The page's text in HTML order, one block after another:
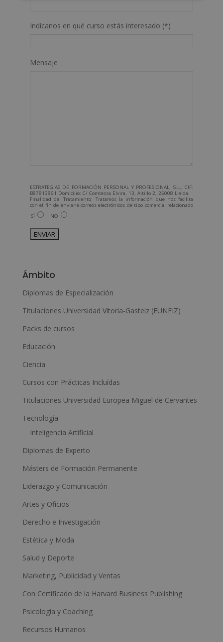
Indícanos en qué curso estás interesado (*)
Mensaje
ESTRATEGIAS DE FORMACIÓN PERSONAL Y PROFESIONAL, S.L., CIF:
B87813861 Domicilio: C/ Comtessa Elvira, 13, Altillo 2, 25008 Lleida.
Finalidad del Tratamiento: Tratamos la información que nos facilita
con el fin de enviarle correos electrónicos de tipo comercial relacionado
con los productos ofrecidos y otros tipo de productos que fueran de su
interés.
Derechos: Puede ejercitar sus derechos identificándose
suficientemente, dirigiéndose a la dirección admin@grupoesneca.com.
Para más información consulte nuestra Política de Privacidad.
SÍ NO
t
e
t
i
Ámbito
Diplomas de Especialización
Titulaciones Universidad Vitoria-Gasteiz (EUNEIZ)
Packs de cursos
Educación
Ciencia
Cursos con Prácticas Incluídas
Titulaciones Universidad Europea Miguel de Cervantes
Tecnología
Inteligencia Artificial
Diplomas de Experto
Másters de Formación Permanente
Liderazgo y Comunicación
Artes y Oficios
Derecho e Investigación
Estética y Moda
Salud y Deporte
Marketing, Publicidad y Ventas
Con Certificado de la Harvard Business Publishing
Psicología y Coaching
Recursos Humanos